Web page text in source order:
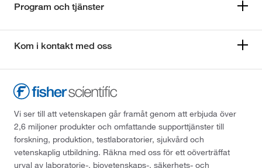
Program och tjänster
Kom i kontakt med oss
Vi ser till att vetenskapen går framåt genom att erbjuda över
2,6 miljoner produkter och omfattande supporttjänster till
forskning, produktion, testlaboratorier, sjukvård och
vetenskaplig utbildning. Räkna med oss för ett oöverträffat
urval av laboratorie-, biovetenskaps-, säkerhets- och